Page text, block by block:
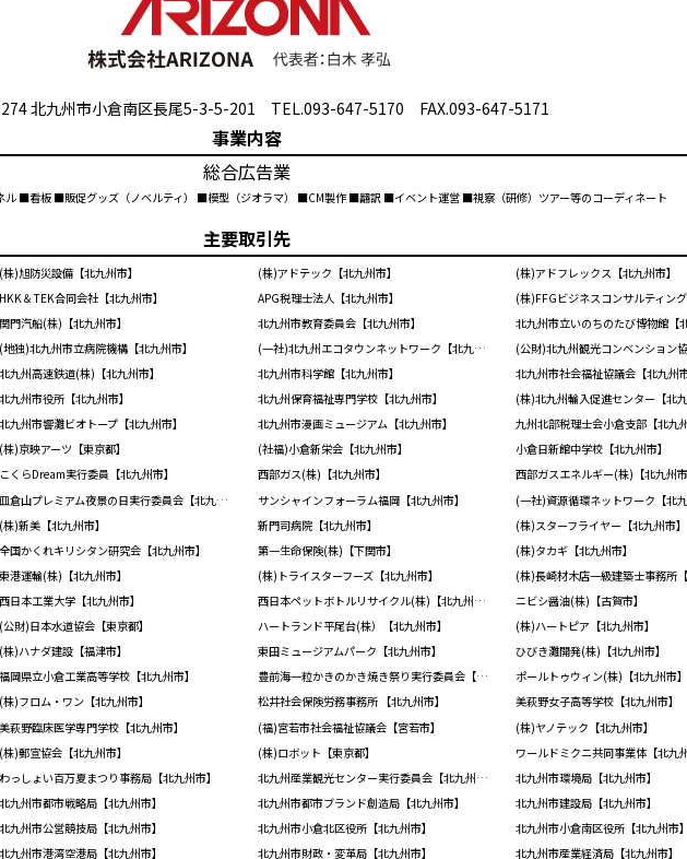
北九州市小倉南区長尾5-3-5-201 TEL.093-647-5170 FAX.093-647-5171
事業内容
総合広告業
■看板 ■販促グッズ（ノベルティ） ■模型（ジオラマ） ■CM製作 ■翻訳 ■イベント運営 ■視察（研修）ツアー等のコーディネート
主要取引先
(株)旭防災設備【北九州市】 (株)アドテック【北九州市】
(株)アドフレックス【北九州市】
HKK＆TEK合同会社【北九州市】 APG税理士法人【北九州市】
(株)FFGビジネスコンサルティング
関門汽船(株)【北九州市】 北九州市教育委員会【北九州市】
北九州市立いのちのたび博物館【
(地独)北九州市立病院機構【北九州市】 (一社)北九州エコタウンネットワーク【北九州市】
北九州高速鉄道(株)【北九州市】 北九州市科学館【北九州市】
北九州市社会福祉協議会【北九州市
北九州市役所【北九州市】 北九州保育福祉専門学校【北九州市】
(株)北九州輸入促進センター【北九
北九州市響灘ビオトープ【北九州市】 北九州市漫画ミュージアム【北九州市】
九州北部税理士会小倉支部【北九州
(株)京映アーツ【東京都】 (社福)小倉新栄会【北九州市】
小倉日新館中学校【北九州市】
こくらDream実行委員【北九州市】 西部ガス(株)【北九州市】
西部ガスエネルギー(株)【北九州市
皿倉山プレミアム夜景の日実行委員会【北九州市】 サンシャインフォーラム福岡【北九州市】
(一社)資源循環ネットワーク【北九
(株)新美【北九州市】 新門司病院【北九州市】
(株)スターフライヤー【北九州市】
全国かくれキリシタン研究会【北九州市】 第一生命保険(株)【下関市】
(株)タカギ【北九州市】
東港運輸(株)【北九州市】 (株)トライスターフーズ【北九州市】
(株)長崎材木店一級建築士事務所【
西日本工業大学【北九州市】 西日本ペットボトルリサイクル(株)【北九州市】
ニビシ醤油(株)【古賀市】
(公財)日本水道協会【東京都】 ハートランド平尾台(株）【北九州市】
(株)ハートピア【北九州市】
(株)ハナダ建設【福津市】 東田ミュージアムパーク【北九州市】
ひびき灘開発(株)【北九州市】
福岡県立小倉工業高等学校【北九州市】 豊前海一粒かきのかき焼き祭り実行委員会【北九州市】
ポールトゥウィン(株)【北九州市】
(株)フロム・ワン【北九州市】 松井社会保険労務事務所 【北九州市】
美萩野女子高等学校【北九州市】
美萩野臨床医学専門学校【北九州市】 (福)宮若市社会福祉協議会【宮若市】
(株)ヤノテック【北九州市】
(株)郵宣協会【北九州市】 (株)ロボット【東京都】
ワールドミクニ共同事業体【北九州
わっしょい百万夏まつり事務局【北九州市】 北九州産業観光センター実行委員会【北九州市】
北九州市環境局【北九州市】
北九州市都市戦略局【北九州市】 北九州市都市ブランド創造局【北九州市】
北九州市建設局【北九州市】
北九州市公営競技局【北九州市】 北九州市小倉北区役所【北九州市】
北九州市小倉南区役所【北九州市】
北九州市港湾空港局【北九州市】 北九州市財政・変革局【北九州市】 北九州市産業経済局【北九州市】